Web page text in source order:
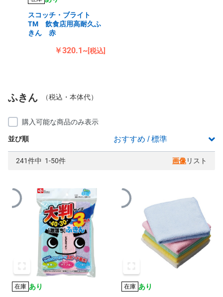
スコッチ・ブライト
TM 飲食店用高耐久ふ
きん 赤
￥320.1~[税込]
ふきん （税込・本体代）
購入可能な商品のみ表示
並び順
241件中 1-50件 画像 リスト
在庫 あり
在庫 あり